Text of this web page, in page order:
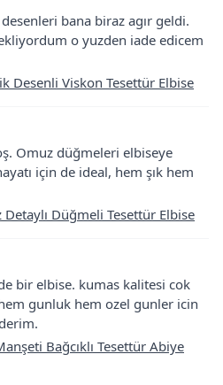
bana biraz agır geldi.
o yuzden iade edicem
Desenli Viskon Tesettür Elbise
Omuz düğmeleri elbiseye
için de ideal, hem şık hem
Düğmeli Tesettür Elbise
bir elbise. kumas kalitesi cok
gunluk hem ozel gunler icin
Bağcıklı Tesettür Abiye